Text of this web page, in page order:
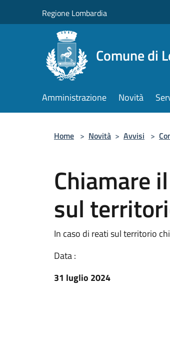
Regione Lombardia
Comune di
Amministrazione Novità
Home > Novità > Avvisi >
Chiamare
sul
In caso di reati sul territorio
Data :
31 luglio 2024